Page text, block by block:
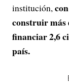
institución,
construir más
financiar 2,6
país.